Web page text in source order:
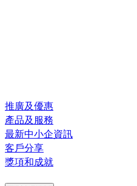
推廣及優惠
產品及服務
最新中小企資訊
客戶分享
獎項和成就